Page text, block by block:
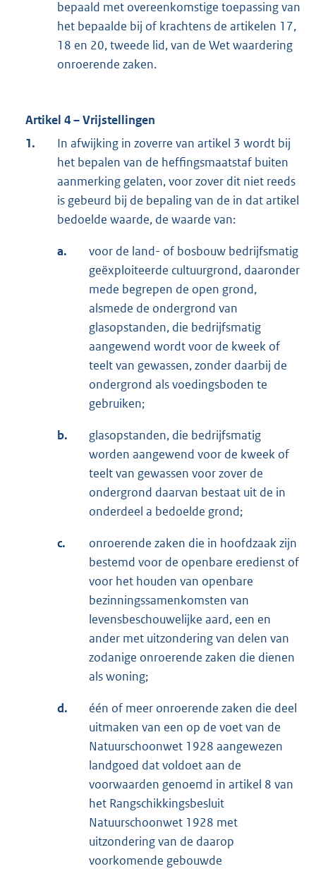
bepaald met overeenkomstige toepassing van
het bepaalde bij of krachtens de artikelen 17,
18 en 20, tweede lid, van de Wet waardering
onroerende zaken.
Artikel 4 – Vrijstellingen
1.
In afwijking in zoverre van artikel 3 wordt bij
het bepalen van de heffingsmaatstaf buiten
aanmerking gelaten, voor zover dit niet reeds
is gebeurd bij de bepaling van de in dat artikel
bedoelde waarde, de waarde van:
a.
voor de land- of bosbouw bedrijfsmatig
geëxploiteerde cultuurgrond, daaronder
mede begrepen de open grond,
alsmede de ondergrond van
glasopstanden, die bedrijfsmatig
aangewend wordt voor de kweek of
teelt van gewassen, zonder daarbij de
ondergrond als voedingsboden te
gebruiken;
b.
glasopstanden, die bedrijfsmatig
worden aangewend voor de kweek of
teelt van gewassen voor zover de
ondergrond daarvan bestaat uit de in
onderdeel a bedoelde grond;
c.
onroerende zaken die in hoofdzaak zijn
bestemd voor de openbare eredienst of
voor het houden van openbare
bezinningssamenkomsten van
levensbeschouwelijke aard, een en
ander met uitzondering van delen van
zodanige onroerende zaken die dienen
als woning;
d.
één of meer onroerende zaken die deel
uitmaken van een op de voet van de
Natuurschoonwet 1928 aangewezen
landgoed dat voldoet aan de
voorwaarden genoemd in artikel 8 van
het Rangschikkingsbesluit
Natuurschoonwet 1928 met
uitzondering van de daarop
voorkomende gebouwde